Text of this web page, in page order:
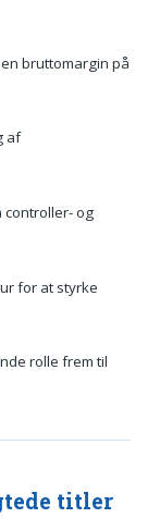
bruttomargin på
af
controller- og
for at styrke
rolle frem til
titler